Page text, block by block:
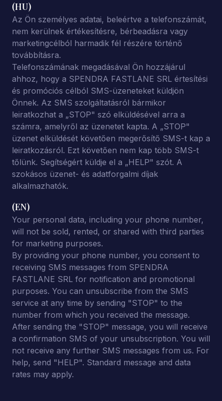
(HU)
Az Ön személyes adatai, beleértve a telefonszámát,
nem kerülnek értékesítésre, bérbeadásra vagy
marketingcélból harmadik fél részére történő
továbbításra.
Telefonszámának megadásával Ön hozzájárul
ahhoz, hogy a SPENDRA FASTLANE SRL értesítési
és promóciós célból SMS-üzeneteket küldjön
Önnek. Az SMS szolgáltatásról bármikor
leiratkozhat a „STOP" szó elküldésével arra a
számra, amelyről az üzenetet kapta. A „STOP"
üzenet elküldését követően megerősítő SMS-t kap a
leiratkozásról. Ezt követően nem kap több SMS-t
tőlünk. Segítségért küldje el a „HELP" szót. A
szokásos üzenet- és adatforgalmi díjak
alkalmazhatók.
(EN)
Your personal data, including your phone number,
will not be sold, rented, or shared with third parties
for marketing purposes.
By providing your phone number, you consent to
receiving SMS messages from SPENDRA
FASTLANE SRL for notification and promotional
purposes. You can unsubscribe from the SMS
service at any time by sending "STOP" to the
number from which you received the message.
After sending the "STOP" message, you will receive
a confirmation SMS of your unsubscription. You will
not receive any further SMS messages from us. For
help, send "HELP". Standard message and data
rates may apply.